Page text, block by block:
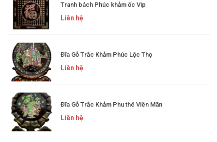
Tranh bách Phúc khảm ốc Vip
Liên hệ
Đĩa Gỗ Trắc Khảm Phúc Lộc Thọ
Liên hệ
Đĩa Gỗ Trắc Khảm Phu thê Viên Mãn
Liên hệ